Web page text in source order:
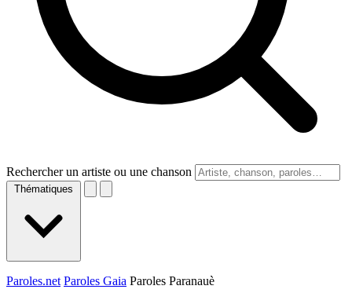
Rechercher un artiste ou une chanson
Thématiques
Paroles.net Paroles Gaia Paroles Paranauè